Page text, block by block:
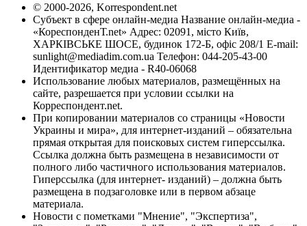
© 2000-2026, Korrespondent.net
Субъект в сфере онлайн-медиа Название онлайн-медиа -
«КореспонденТ.net» Адрес: 02091, місто Київ,
ХАРКІВСЬКЕ ШОСЕ, будинок 172-Б, офіс 208/1 E-mail:
sunlight@mediadim.com.ua Телефон: 044-205-43-00
Идентификатор медиа - R40-06068
Использование любых материалов, размещённых на
сайте, разрешается при условии ссылки на
Корреспондент.net.
При копировании материалов со страницы «Новости
Украины и мира», для интернет-изданий – обязательна
прямая открытая для поисковых систем гиперссылка.
Ссылка должна быть размещена в независимости от
полного либо частичного использования материалов.
Гиперссылка (для интернет- изданий) – должна быть
размещена в подзаголовке или в первом абзаце
материала.
Новости с пометками "Мнение", "Экспертиза",